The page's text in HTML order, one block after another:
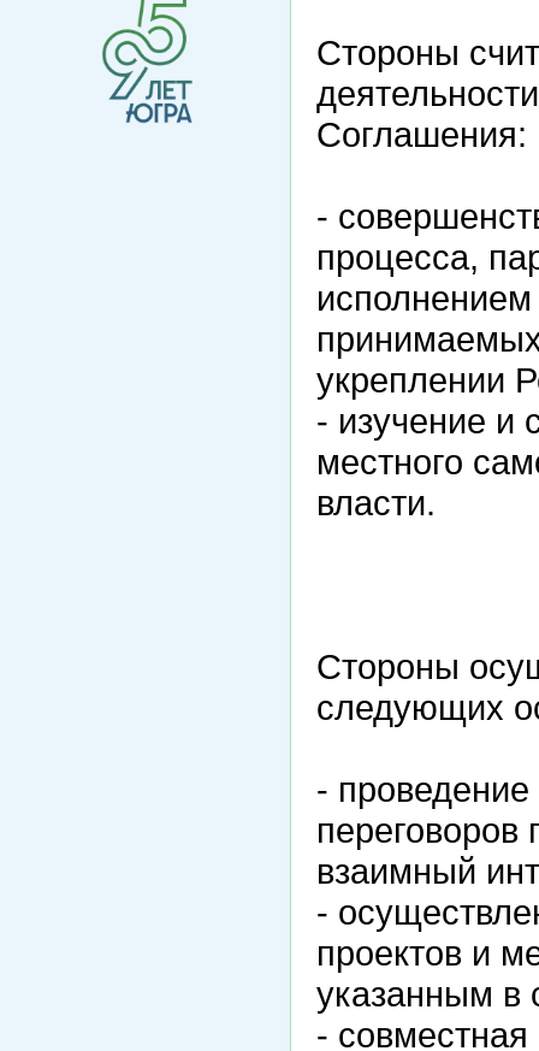
Стороны
Соглашения:
-
процесса,
исполнением
укреплении
- изучение и
местного
власти.
Стороны
следующих
- проведение
взаимный
-
проектов и
указанным в
- совместная